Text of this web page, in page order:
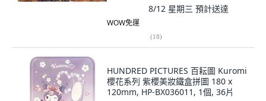
8/12 星期三 預計送達
WOW免運
(18)
HUNDRED PICTURES 百耘圖 Kuromi
櫻花系列 紫櫻美妝鐵盒拼圖 180 x
120mm, HP-BX036011, 1個, 36片